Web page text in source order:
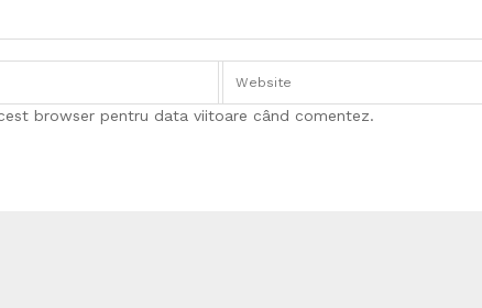
browser pentru data viitoare când comentez.